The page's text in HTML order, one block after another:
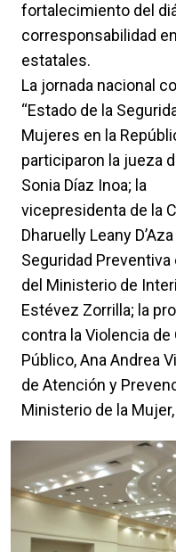
fortalecimiento del
corresponsabilidad
estatales.
La jornada nacional
“Estado de la
Mujeres en la
participaron la jueza
Sonia Díaz Inoa; la
vicepresidenta de la
Dharuelly Leany
Seguridad
del Ministerio de
Estévez Zorrilla; la
contra la Violencia
Público, Ana Andrea
de Atención y
Ministerio de la